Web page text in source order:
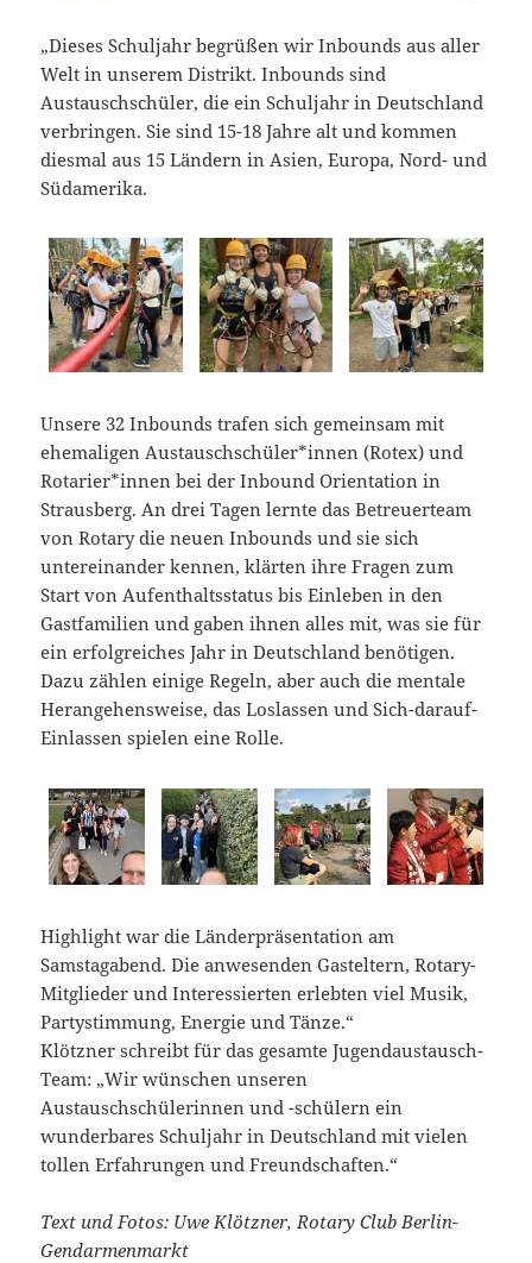
„Dieses Schuljahr begrüßen wir Inbounds aus aller
Welt in unserem Distrikt. Inbounds sind
Austauschschüler, die ein Schuljahr in Deutschland
verbringen. Sie sind 15-18 Jahre alt und kommen
diesmal aus 15 Ländern in Asien, Europa, Nord- und
Südamerika.
Unsere 32 Inbounds trafen sich gemeinsam mit
ehemaligen Austauschschüler*innen (Rotex) und
Rotarier*innen bei der Inbound Orientation in
Strausberg. An drei Tagen lernte das Betreuerteam
von Rotary die neuen Inbounds und sie sich
untereinander kennen, klärten ihre Fragen zum
Start von Aufenthaltsstatus bis Einleben in den
Gastfamilien und gaben ihnen alles mit, was sie für
ein erfolgreiches Jahr in Deutschland benötigen.
Dazu zählen einige Regeln, aber auch die mentale
Herangehensweise, das Loslassen und Sich-darauf-
Einlassen spielen eine Rolle.
Highlight war die Länderpräsentation am
Samstagabend. Die anwesenden Gasteltern, Rotary-
Mitglieder und Interessierten erlebten viel Musik,
Partystimmung, Energie und Tänze.“
Klötzner schreibt für das gesamte Jugendaustausch-
Team: „Wir wünschen unseren
Austauschschülerinnen und -schülern ein
wunderbares Schuljahr in Deutschland mit vielen
tollen Erfahrungen und Freundschaften.“
Text und Fotos: Uwe Klötzner, Rotary Club Berlin-
Gendarmenmarkt